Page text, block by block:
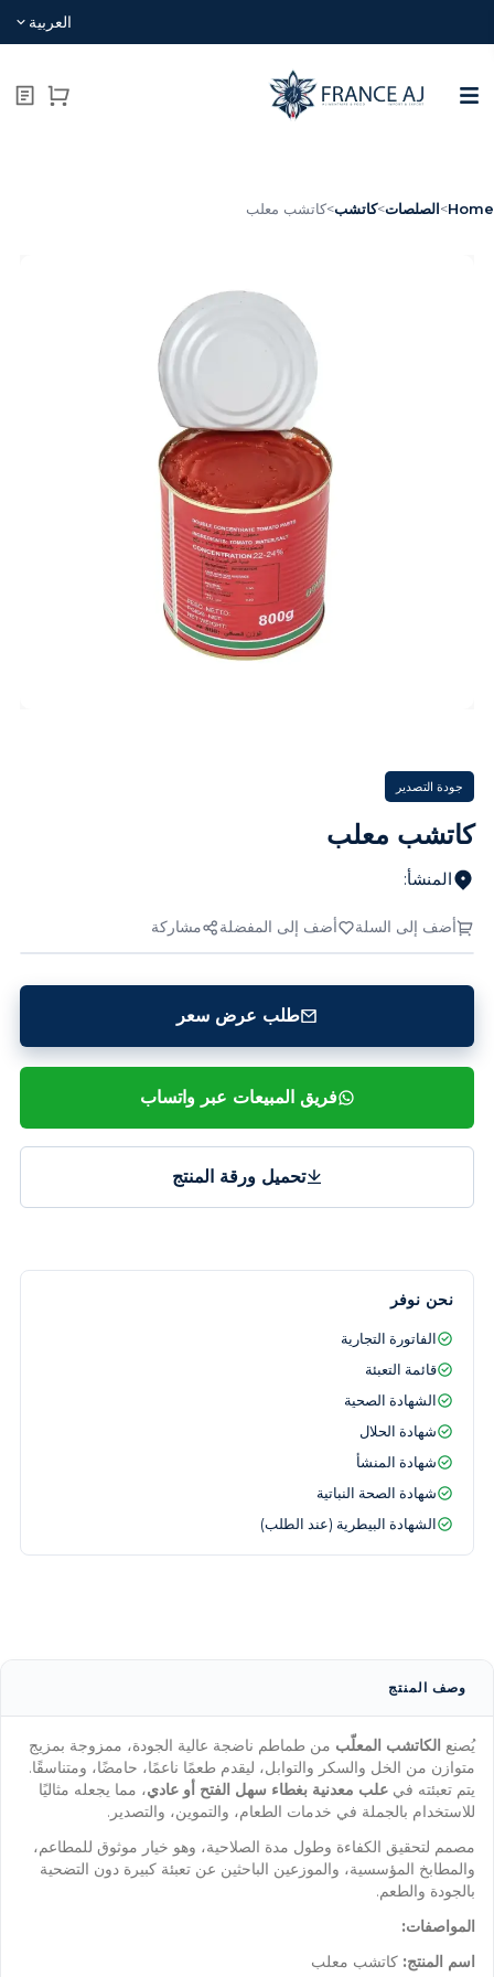
العربية
>الصلصات>كاتشب>كاتشب معلب
جودة التصدير
كاتشب معلب
المنشأ:
أضف إلى السلة أضف إلى المفضلة مشاركة
طلب عرض سعر
فريق المبيعات عبر واتساب
تحميل ورقة المنتج
نحن نوفر
الفاتورة التجارية
قائمة التعبئة
الشهادة الصحية
شهادة الحلال
شهادة المنشأ
شهادة الصحة النباتية
الشهادة البيطرية (عند الطلب)
وصف المنتج
يُصنعالكاتشب المعلّبمن طماطم ناضجة عالية الجودة، ممزوجة بمزيج
متوازن من الخل والسكر والتوابل، ليقدم طعمًا ناعمًا، حامضًا، ومتناسقًا.
يتم تعبئته في علب معدنية بغطاء سهل الفتح أو عادي، مما يجعله مثاليًا
للاستخدام بالجملة في خدمات الطعام، والتموين، والتصدير.
مصمم لتحقيق الكفاءة وطول مدة الصلاحية، وهو خيار موثوق للمطاعم،
والمطابخ المؤسسية، والموزعين الباحثين عن تعبئة كبيرة دون التضحية
بالجودة والطعم.
المواصفات:
اسم المنتج:كاتشب معلب